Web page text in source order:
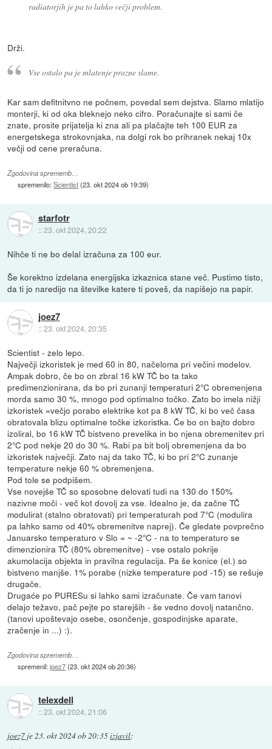
radiatorjih je pa to lahko večji problem.
Drži.
Vse ostalo pa je mlatenje prazne slame.
Kar sam defitnitvno ne počnem, povedal sem dejstva. Slamo mlatijo
monterji, ki od oka bleknejo neko cifro. Poračunajte si sami če
znate, prosite prijatelja ki zna ali pa plačajte teh 100 EUR za
energetskega strokovnjaka, na dolgi rok bo prihranek nekaj 10x
večji od cene preračuna.
Zgodovina sprememb…
spremenilo:Scientist(23. okt 2024 ob 19:39)
starfotr
::23. okt 2024, 20:22
Nihče ti ne bo delal izračuna za 100 eur.
Še korektno izdelana energijska izkaznica stane več. Pustimo tisto,
da ti jo naredijo na številke katere ti poveš, da napišejo na papir.
joez7
::23. okt 2024, 20:35
Scientist - zelo lepo.
Največji izkoristek je med 60 in 80, načeloma pri večini modelov.
Ampak dobro, če bo on zbral 16 kW TČ bo ta tako
predimenzionirana, da bo pri zunanji temperaturi 2°C obremenjena
morda samo 30 %, mnogo pod optimalno točko. Zato bo imela nižji
izkoristek =večjo porabo elektrike kot pa 8 kW TČ, ki bo več časa
obratovala blizu optimalne točke izkoristka. Če bo on bajto dobro
izoliral, bo 16 kW TČ bistveno prevelika in bo njena obremenitev pri
2°C pod nekje 20 do 30 %. Rabi pa bit bolj obremenjena da bo
izkoristek največji. Zato naj da tako TČ, ki bo pri 2°C zunanje
temperature nekje 60 % obremenjena.
Pod tole se podpišem.
Vse novejše TČ so sposobne delovati tudi na 130 do 150%
nazivne moči - več kot dovolj za vse. Idealno je, da začne TČ
modulirat (stalno obratovati) pri temperaturah pod 7°C (modulira
pa lahko samo od 40% obremenitve naprej). Če gledate povprečno
Januarsko temperaturo v Slo = ~ -2°C - na to temperaturo se
dimenzionira TČ (80% obremenitve) - vse ostalo pokrije
akumolacija objekta in pravilna regulacija. Pa še konice (el.) so
bistveno manjše. 1% porabe (nizke temperature pod -15) se rešuje
drugače.
Drugaće po PURESu si lahko sami izračunate. Če vam tanovi
delajo težavo, pač pejte po starejših - še vedno dovolj natančno.
(tanovi upoštevajo osebe, osončenje, gospodinjske aparate,
zračenje in ...) :).
Zgodovina sprememb…
spremenil:joez7(23. okt 2024 ob 20:36)
telexdell
::23. okt 2024, 21:06
joez7 je23. okt 2024 ob 20:35izjavil: